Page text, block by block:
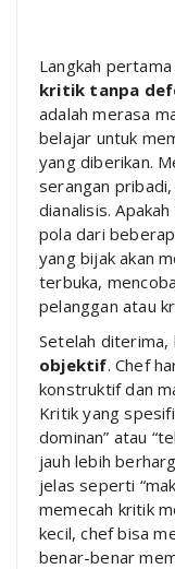
Langkah
kritik tanpa
adalah merasa
belajar untuk
yang diberikan.
serangan
dianalisis.
pola dari
yang bijak akan
terbuka,
pelanggan atau
Setelah diterima,
objektif. Chef
konstruktif dan
Kritik yang
dominan” atau
jauh lebih
jelas seperti
memecah kritik
kecil, chef bisa
benar-benar